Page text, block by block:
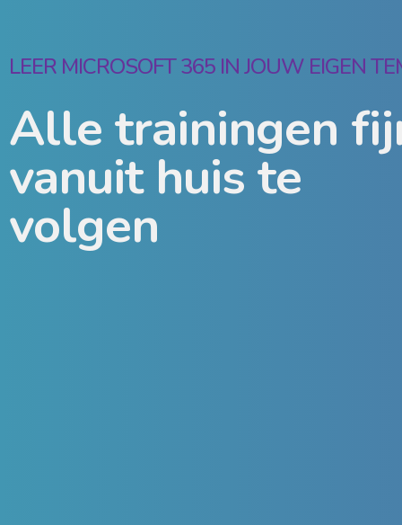
LEER MICROSOFT 365 IN JOUW EIGEN
Alle trainingen
vanuit huis te
volgen